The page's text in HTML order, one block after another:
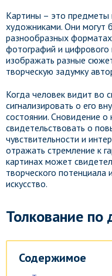
Картины – это предметы
художниками. Они могут
разнообразных
фотографий и цифрового
изображать разные
творческую задумку
Когда человек видит во
сигнализировать о его
состоянии. Сновидение
свидетельствовать о
чувствительности и
отражать стремление к
картинах может
творческого
искусство.
Толкование по
Содержимое